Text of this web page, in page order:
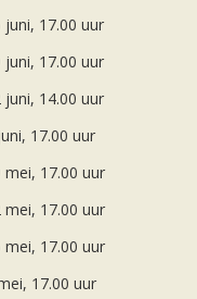
17.00 uur
17.00 uur
14.00 uur
17.00 uur
17.00 uur
17.00 uur
17.00 uur
17.00 uur